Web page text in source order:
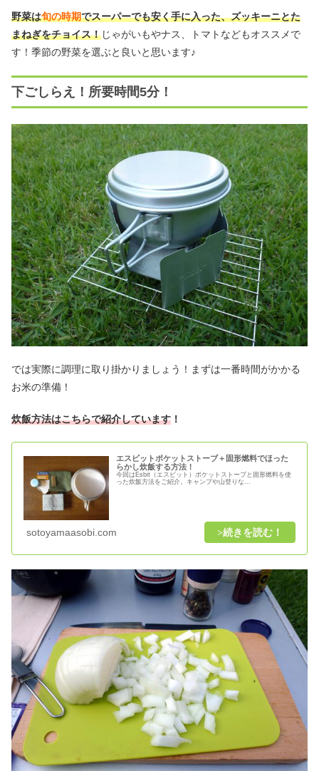
野菜は旬の時期でスーパーでも安く手に入った、ズッキーニとた
まねぎをチョイス！じゃがいもやナス、トマトなどもオススメで
す！季節の野菜を選ぶと良いと思います♪
下ごしらえ！所要時間5分！
では実際に調理に取り掛かりましょう！まずは一番時間がかかる
お米の準備！
炊飯方法はこちらで紹介しています ！
エスビットポケットストーブ＋固形燃料でほった
らかし炊飯する方法！
今回はEsbit（エスビット）ポケットストーブと固形燃料を使
った炊飯方法をご紹介。キャンプや山登りな...
sotoyamaasobi.com